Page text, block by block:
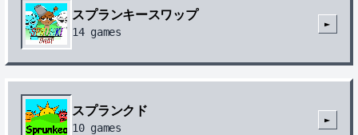
スプランキースワップ
14games
►
スプランクド
10games
►